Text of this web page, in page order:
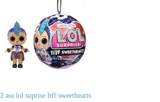
2 ass lol suprise bff sweethearts